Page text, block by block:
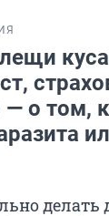
— о том,
делать